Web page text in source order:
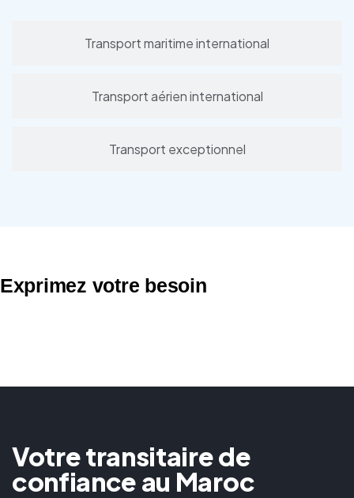
Transport maritime international
Transport aérien international
Transport exceptionnel
Exprimez votre besoin
Votre transitaire de
confiance au Maroc